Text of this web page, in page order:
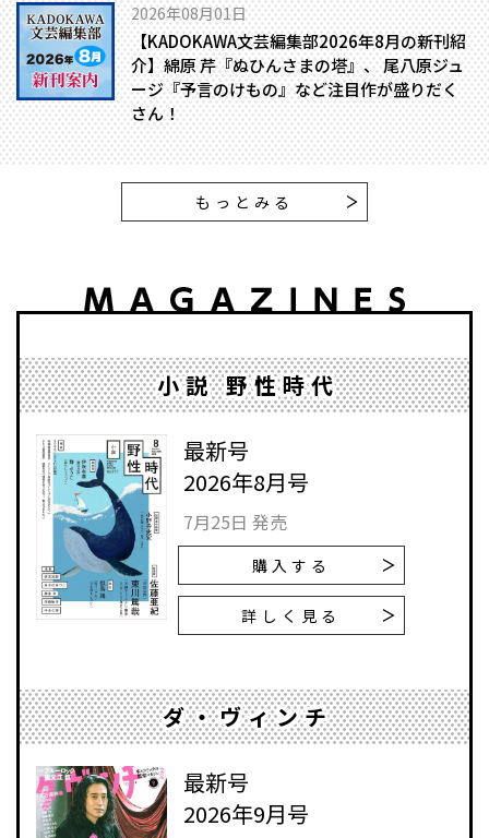
2026年08月01日
【KADOKAWA文芸編集部2026年8月の新刊紹
介】綿原 芹『ぬひんさまの塔』、 尾八原ジュ
ージ『予言のけもの』など注目作が盛りだく
さん！
もっとみる
小説 野性時代
最新号
2026年8月号
7月25日 発売
購入する
詳しく見る
ダ・ヴィンチ
最新号
2026年9月号